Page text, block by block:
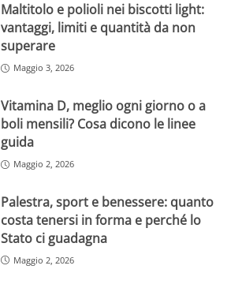
Maltitolo e polioli nei biscotti light:
vantaggi, limiti e quantità da non
superare
Maggio 3, 2026
Vitamina D, meglio ogni giorno o a
boli mensili? Cosa dicono le linee
guida
Maggio 2, 2026
Palestra, sport e benessere: quanto
costa tenersi in forma e perché lo
Stato ci guadagna
Maggio 2, 2026